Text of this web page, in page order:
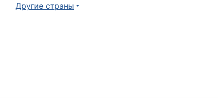
Другие страны